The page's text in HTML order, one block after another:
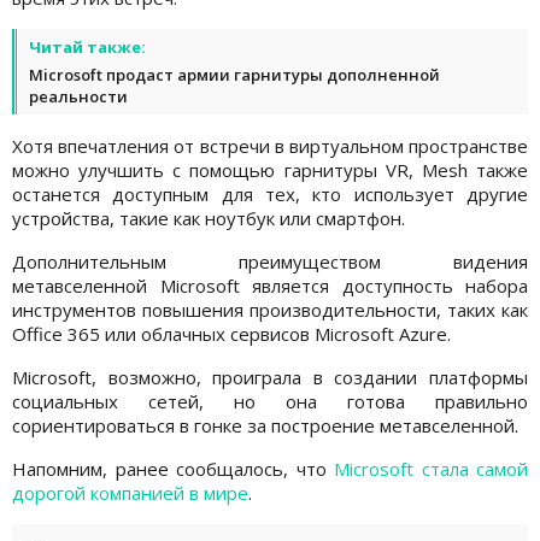
Читай также:
Microsoft продаст армии гарнитуры дополненной
реальности
Хотя впечатления от встречи в виртуальном пространстве
можно улучшить с помощью гарнитуры VR, Mesh также
останется доступным для тех, кто использует другие
устройства, такие как ноутбук или смартфон.
Дополнительным преимуществом видения
метавселенной Microsoft является доступность набора
инструментов повышения производительности, таких как
Office 365 или облачных сервисов Microsoft Azure.
Microsoft, возможно, проиграла в создании платформы
социальных сетей, но она готова правильно
сориентироваться в гонке за построение метавселенной.
Напомним, ранее сообщалось, что Microsoft стала самой
дорогой компанией в мире.